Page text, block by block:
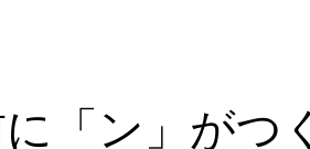
「ン」がつ